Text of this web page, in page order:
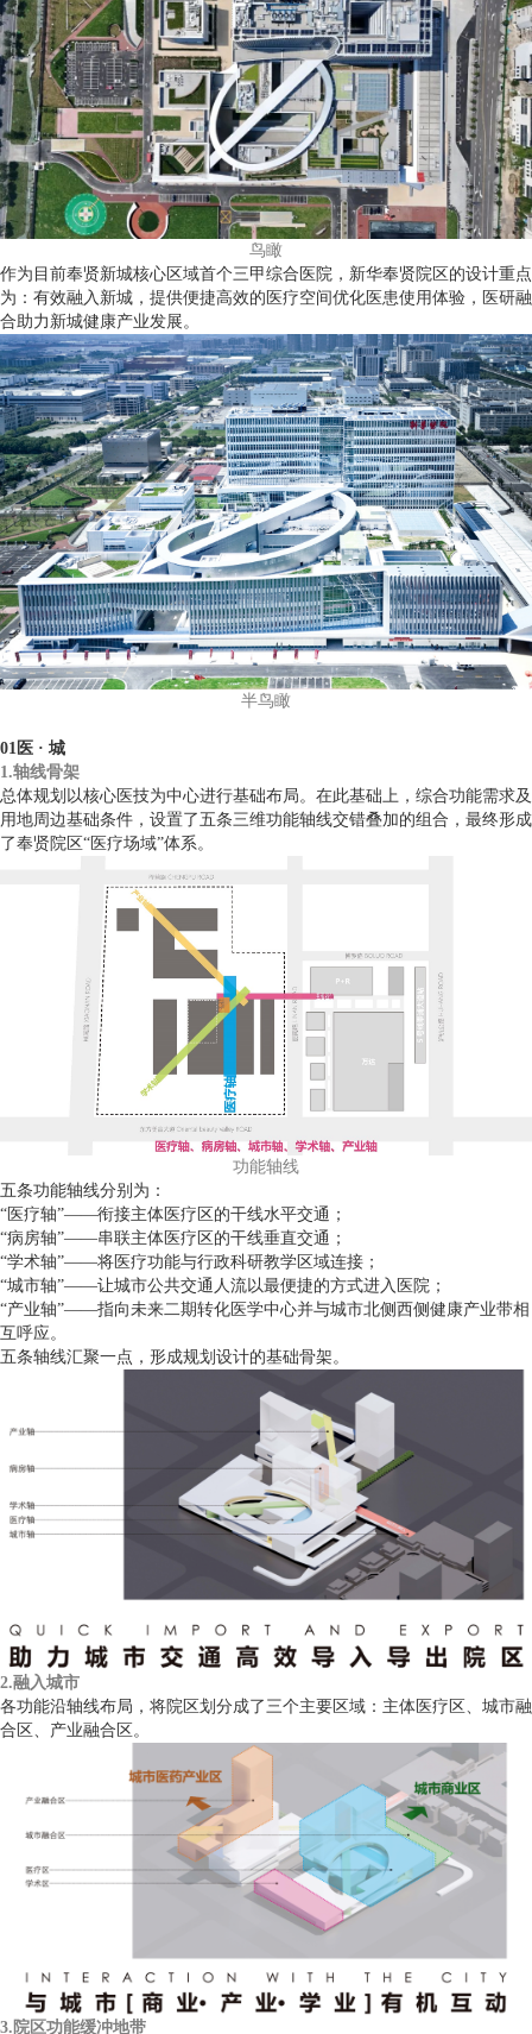
鸟瞰
作为目前奉贤新城核心区域首个三甲综合医院，新华奉贤院区的设计重点
为：有效融入新城，提供便捷高效的医疗空间优化医患使用体验，医研融
合助力新城健康产业发展。
半鸟瞰
01医 · 城
1.轴线骨架
总体规划以核心医技为中心进行基础布局。在此基础上，综合功能需求及
用地周边基础条件，设置了五条三维功能轴线交错叠加的组合，最终形成
了奉贤院区“医疗场域”体系。
功能轴线
五条功能轴线分别为：
“医疗轴”——衔接主体医疗区的干线水平交通；
“病房轴”——串联主体医疗区的干线垂直交通；
“学术轴”——将医疗功能与行政科研教学区域连接；
“城市轴”——让城市公共交通人流以最便捷的方式进入医院；
“产业轴”——指向未来二期转化医学中心并与城市北侧西侧健康产业带相
互呼应。
五条轴线汇聚一点，形成规划设计的基础骨架。
2.融入城市
各功能沿轴线布局，将院区划分成了三个主要区域：主体医疗区、城市融
合区、产业融合区。
3.院区功能缓冲地带